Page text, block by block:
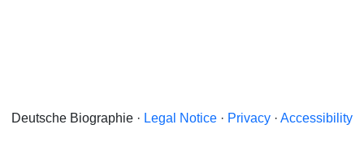
Deutsche Biographie · Legal Notice · Privacy · Accessibility